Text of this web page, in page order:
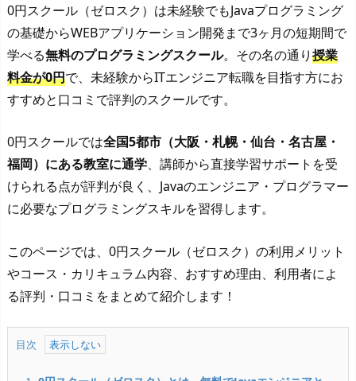
0円スクール（ゼロスク）は未経験でもJavaプログラミング
の基礎からWEBアプリケーション開発まで3ヶ月の短期間で
学べる無料のプログラミングスクール。その名の通り授業
料金が0円で、未経験からITエンジニア転職を目指す方にお
すすめと口コミで評判のスクールです。
0円スクールでは全国5都市（大阪・札幌・仙台・名古屋・
福岡）にある教室に通学、講師から直接学習サポートを受
けられる点が評判が良く、Javaのエンジニア・プログラマー
に必要なプログラミングスキルを習得します。
このページでは、0円スクール（ゼロスク）の利用メリット
やコース・カリキュラム内容、おすすめ理由、利用者によ
る評判・口コミをまとめて紹介します！
目次